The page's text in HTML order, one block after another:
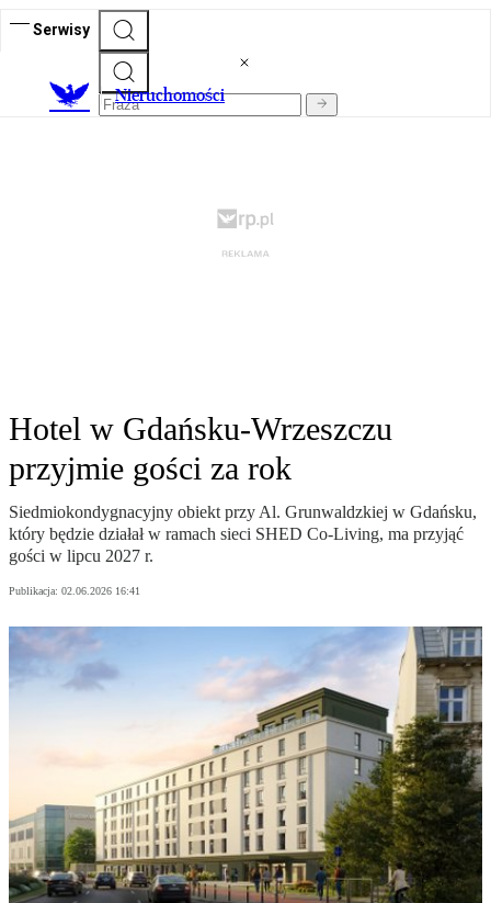
Serwisy
Nieruchomości
Hotel w Gdańsku-Wrzeszczu
przyjmie gości za rok
Siedmiokondygnacyjny obiekt przy Al. Grunwaldzkiej w Gdańsku,
który będzie działał w ramach sieci SHED Co-Living, ma przyjąć
gości w lipcu 2027 r.
Publikacja: 02.06.2026 16:41